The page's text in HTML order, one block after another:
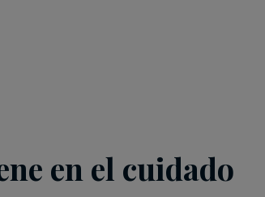
en el cuidado